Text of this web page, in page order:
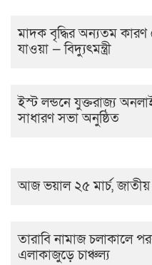
মাদক বৃদ্ধির অন্যতম কারণ
যাওয়া — বিদ্যুৎমন্ত্রী
ইস্ট লন্ডনে যুক্তরাজ্য
সাধারণ সভা অনুষ্ঠিত
আজ ভয়াল ২৫ মার্চ,
তারাবি নামাজ চলাকালে
এলাকাজুড়ে চাঞ্চল্য